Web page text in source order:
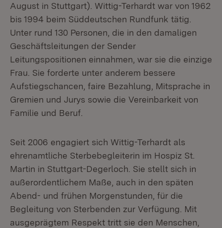
August in Stuttgart). Wittig-Terhardt war von 1962
bis 1994 beim Süddeutschen Rundfunk tätig.
Unter rund 130 Personen, die in den damaligen
Geschäftsleitungen der Sender
Leitungspositionen einnahmen, war sie die einzige
Frau. Sie forderte unter anderem bessere
Aufstiegschancen, faire Bezahlung, Mitsprache in
Gremien und Jurys sowie die Vereinbarkeit von
Familie und Beruf.
Seit 2006 engagiert sich Wittig-Terhardt als
ehrenamtliche Sterbebegleiterin im Hospiz St.
Martin in Stuttgart-Degerloch. Sie stellt sich in
außerordentlichem Maße, auch in den späten
Abend- und frühen Morgenstunden, für die
Begleitung von Sterbenden zur Verfügung. Mit
ausgeprägtem Respekt tritt sie den Menschen,